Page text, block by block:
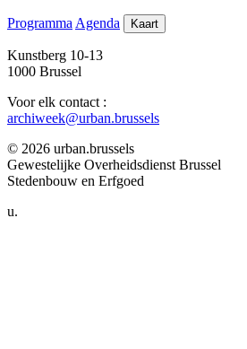
Programma Agenda Kaart
Kunstberg 10-13
1000 Brussel
Voor elk contact :
archiweek@urban.brussels
© 2026 urban.brussels
Gewestelijke Overheidsdienst Brussel
Stedenbouw en Erfgoed
u.